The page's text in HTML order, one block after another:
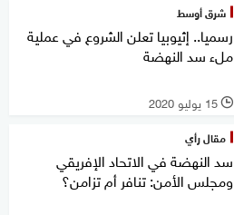
شرق أوسط
رسميا.. إثيوبيا تعلن الشروع في عملية
ملء سد النهضة
l 15 يوليو 2020
مقال رأي
سد النهضة في الاتحاد الإفريقي
ومجلس الأمن: تنافر أم تزامن؟